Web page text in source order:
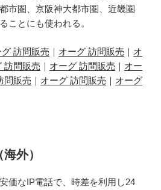
市圏、京阪神大都市圏、近畿圏
ことにも使われる。
グ 訪問販売 ｜ オーグ 訪問販売 ｜ オ
訪問販売 ｜ オーグ 訪問販売 ｜ オー
問販売 ｜ オーグ 訪問販売 ｜ オーグ
外）
価なIP電話で、時差を利用し24